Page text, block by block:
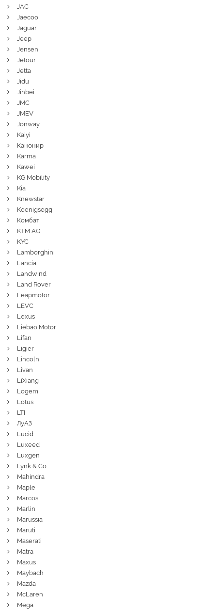
JAC
Jaecoo
Jaguar
Jeep
Jensen
Jetour
Jetta
Jidu
Jinbei
JMC
JMEV
Jonway
Kaiyi
Канонир
Karma
Kawei
KG Mobility
Kia
Knewstar
Koenigsegg
Комбат
KTM AG
KYC
Lamborghini
Lancia
Landwind
Land Rover
Leapmotor
LEVC
Lexus
Liebao Motor
Lifan
Ligier
Lincoln
Livan
LiXiang
Logem
Lotus
LTI
ЛуАЗ
Lucid
Luxeed
Luxgen
Lynk & Co
Mahindra
Maple
Marcos
Marlin
Marussia
Maruti
Maserati
Matra
Maxus
Maybach
Mazda
McLaren
Mega